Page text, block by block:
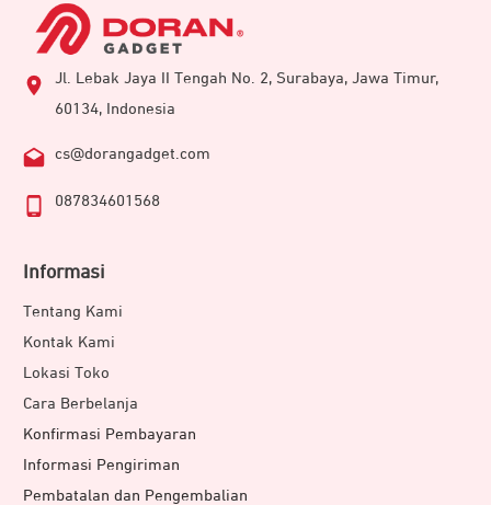
Jl. Lebak Jaya II Tengah No. 2, Surabaya, Jawa Timur,
60134, Indonesia
cs@dorangadget.com
087834601568
Informasi
Tentang Kami
Kontak Kami
Lokasi Toko
Cara Berbelanja
Konfirmasi Pembayaran
Informasi Pengiriman
Pembatalan dan Pengembalian